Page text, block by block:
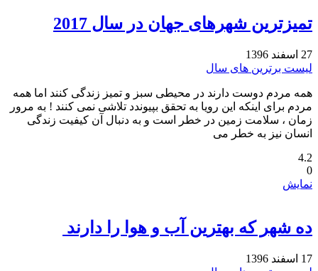
تمیزترین شهرهای جهان در سال 2017‏
27 اسفند 1396
لیست برترین های سال
همه مردم دوست دارند در محیطی سبز و تمیز زندگی کنند اما همه
مردم برای اینکه این رویا به تحقق بپیوندد تلاشی نمی کنند ! به مرور
زمان ، سلامت زمین در خطر است و به دنبال آن کیفیت زندگی
انسان نیز به خطر می
4.2
0
نمایش
ده شهر که بهترین آب و هوا را دارند ‏
17 اسفند 1396